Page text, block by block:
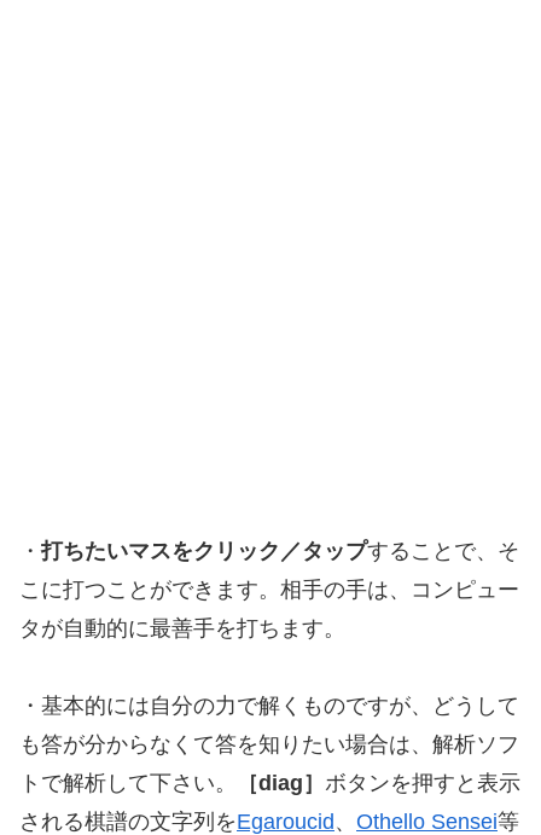
・打ちたいマスをクリック／タップすることで、そ
こに打つことができます。相手の手は、コンピュー
タが自動的に最善手を打ちます。
・基本的には自分の力で解くものですが、どうして
も答が分からなくて答を知りたい場合は、解析ソフ
トで解析して下さい。
［diag］ ボタンを押すと表示
される棋譜の文字列をEgaroucid、 Othello Sensei等